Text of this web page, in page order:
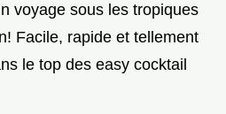
voyage sous les tropiques
Facile, rapide et tellement
le top des easy cocktail